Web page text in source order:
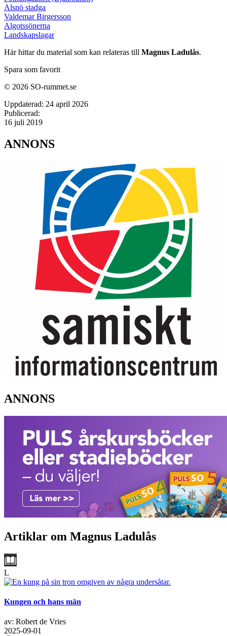
Alsnö stadga
Valdemar Birgersson
Algotssönerna
Landskapslagar
Här hittar du material som kan relateras till Magnus Ladulås.
Spara som favorit
© 2026 SO-rummet.se
Uppdaterad: 24 april 2026
Publicerad:
16 juli 2019
ANNONS
ANNONS
Artiklar om Magnus Ladulås
L
Kungen och hans män
av: Robert de Vries
2025-09-01